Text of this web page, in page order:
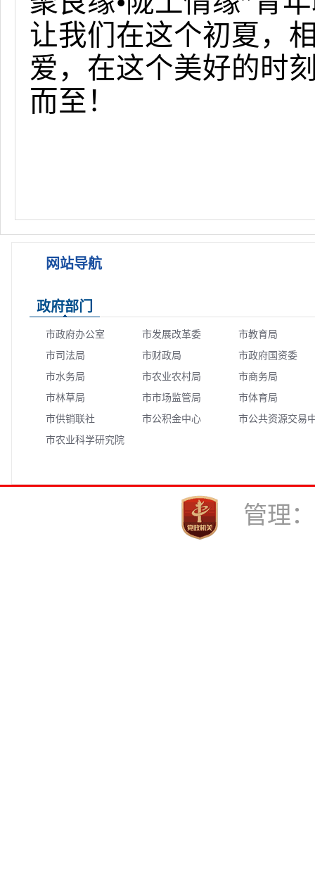
让我们在这个初夏，
爱，在这个美好的时
而至！
网站导航
政府部门
市政府办公室 市发展改革委
市教育局
市司法局
市财政局
市政府国资委
市水务局
市农业农村局
市商务局
市林草局
市市场监管局
市体育局
市供销联社
市公积金中心
市公共资源交易
市农业科学研究院
管理